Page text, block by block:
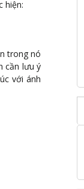
hiện:
trong nó
cần lưu ý
với ánh